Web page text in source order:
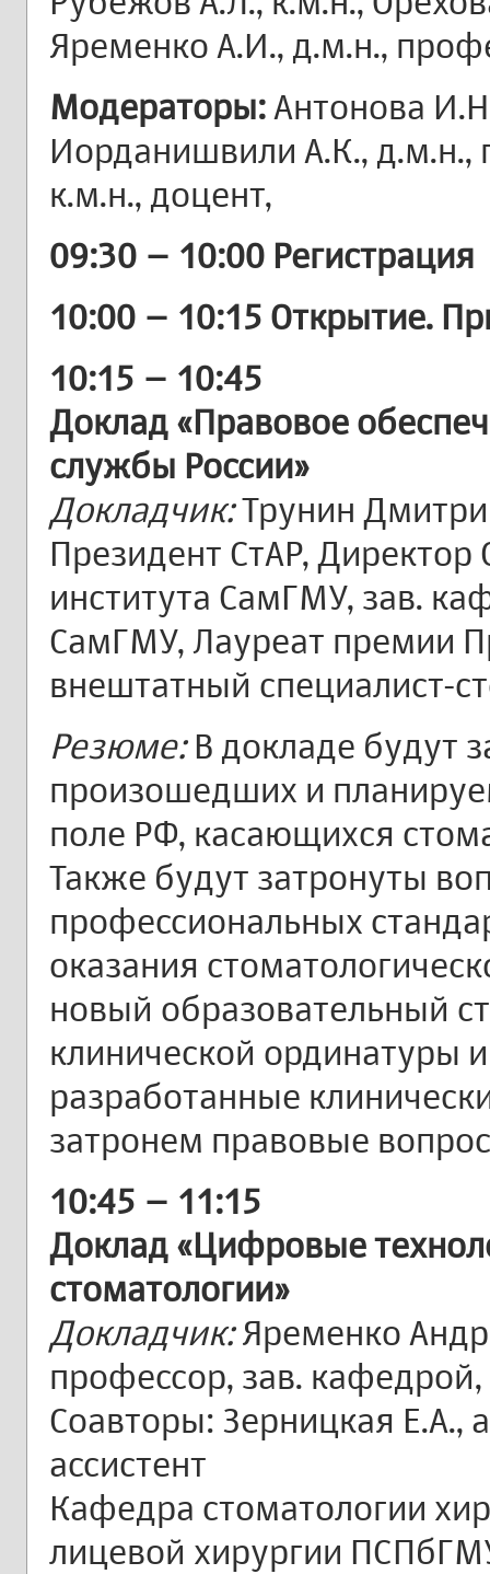
Яременко А.И., д.м.н.,
Модераторы:Антонова
Иорданишвили А.К., д.м.н.,
к.м.н., доцент,
09:30 – 10:00 Регистрация
10:00 – 10:15 Открытие.
10:15 – 10:45
Доклад «Правовое
службы России»
Докладчик:Трунин
Президент СтАР, Директор
института СамГМУ, зав.
СамГМУ, Лауреат премии
внештатный специалист-
Резюме:В докладе будут
произошедших и
поле РФ, касающихся
Также будут затронуты
профессиональных
оказания
новый образовательный
клинической ординатуры
разработанные
затронем правовые
10:45 – 11:15
Доклад «Цифровые
стоматологии»
Докладчик:Яременко
профессор, зав.
Соавторы: Зерницкая Е.А.,
ассистент
Кафедра стоматологии
лицевой хирургии